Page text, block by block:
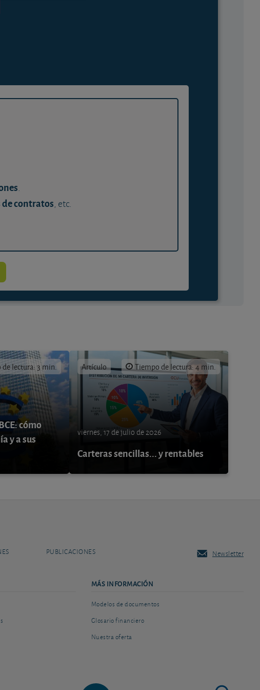
.
contratos, etc.
lectura: 3 min.
cómo
y a sus
Artículo Tiempo de lectura: 4 min.
viernes, 17 de julio de 2026
Carteras sencillas... y rentables
PUBLICACIONES Newsletter
MÁS INFORMACIÓN
Modelos de documentos
Glosario financiero
Nuestra oferta